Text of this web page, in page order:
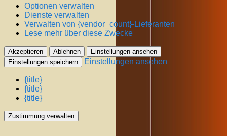
Optionen verwalten
Dienste verwalten
Verwalten von {vendor_count}-Lieferanten
Lese mehr über diese Zwecke
Akzeptieren Ablehnen
Einstellungen ansehen
Einstellungen speichern
Einstellungen ansehen
{title}
{title}
{title}
Zustimmung verwalten